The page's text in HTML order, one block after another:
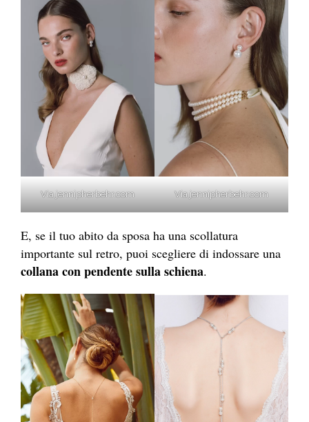
Via jennipherbehr.com Via jennipherbehr.com
E, se il tuo abito da sposa ha una scollatura
importante sul retro, puoi scegliere di indossare una
collana con pendente sulla schiena.